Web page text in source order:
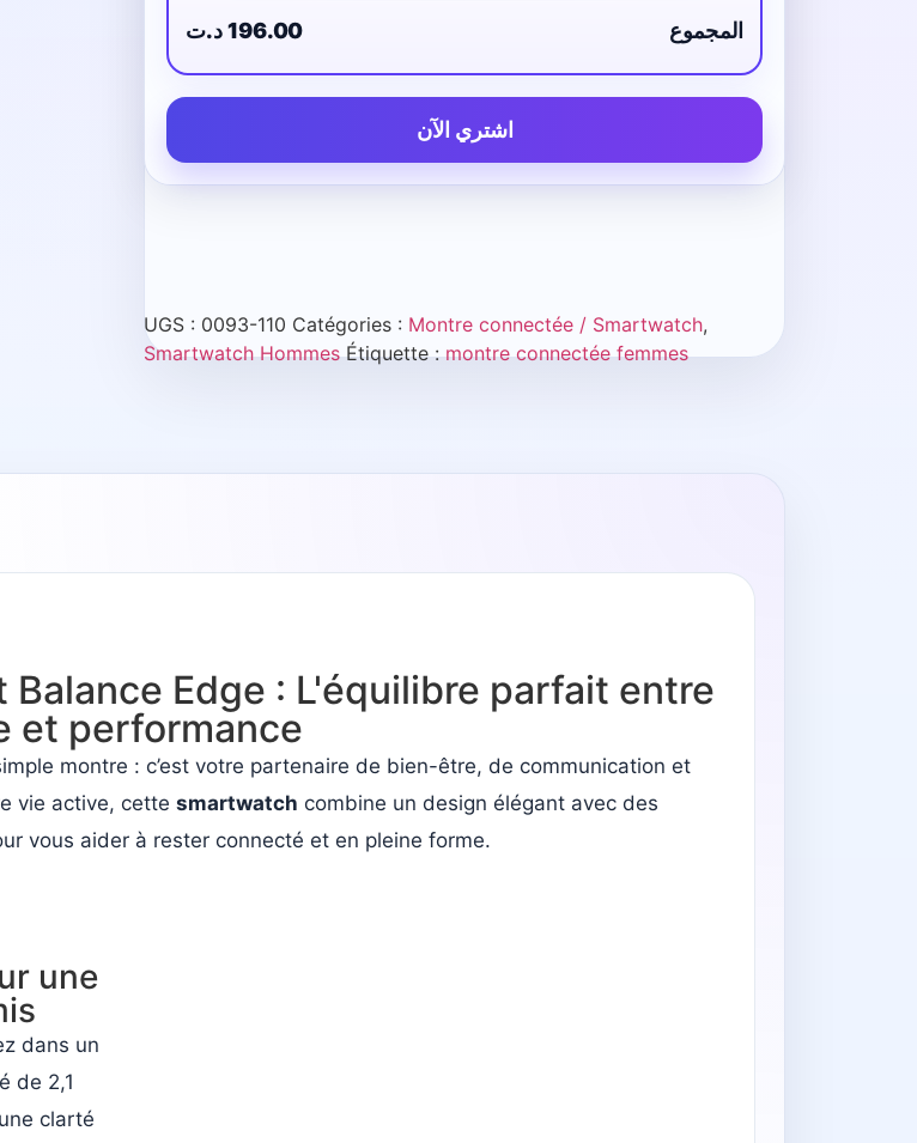
المجموع 196.00 د.ت
اشتري الآن
UGS : 0093-110 Catégories : Montre connectée / Smartwatch,
Smartwatch Hommes Étiquette :montre connectée femmes
Edge : L'équilibre parfait entre
et performance
montre : c’est votre partenaire de bien-être, de communication et
vie active, cette smartwatch combine un design élégant avec des
vous aider à rester connecté et en pleine forme.
une
dans un
de 2,1
clarté